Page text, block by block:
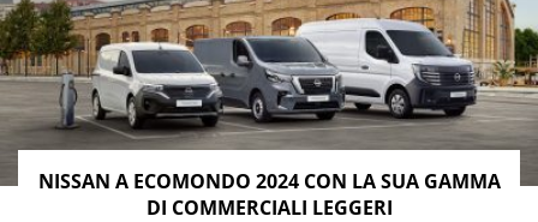
NISSAN A ECOMONDO 2024 CON LA SUA GAMMA
DI COMMERCIALI LEGGERI